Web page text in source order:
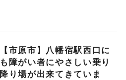
【市原市】八幡宿駅西口に
も障がい者にやさしい乗り
降り場が出来てきていま